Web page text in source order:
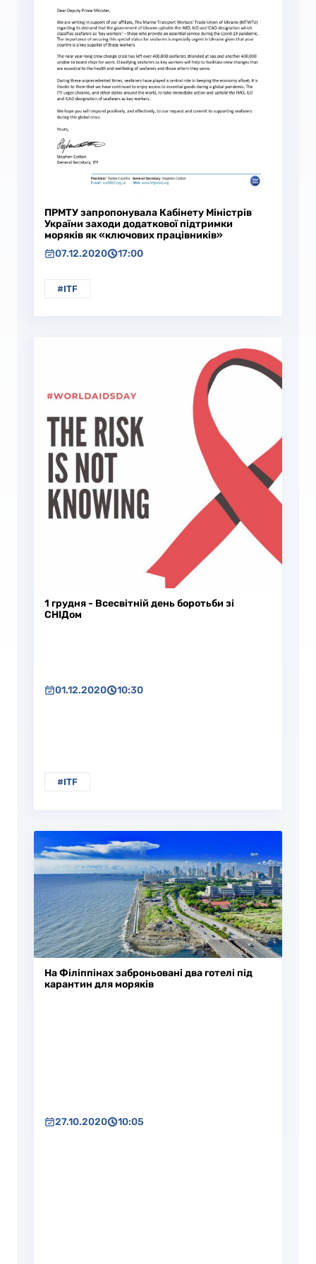
ПРМТУ запропонувала Кабінету Міністрів
України заходи додаткової підтримки
моряків як «ключових працівників»
07.12.2020
17:00
#ITF
1 грудня - Всесвітній день боротьби зі
СНІДом
01.12.2020 10:30
#ITF
На Філіппінах заброньовані два готелі під
карантин для моряків
27.10.2020 10:05